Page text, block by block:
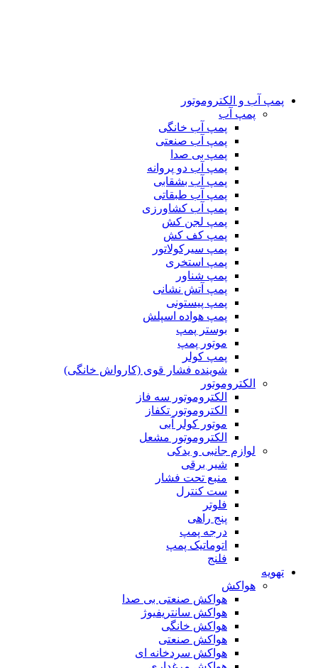
پمپ آب و الکتروموتور
پمپ آب
پمپ آب خانگی
پمپ آب صنعتی
پمپ بی صدا
پمپ آب دو پروانه
پمپ آب بشقابی
پمپ آب طبقاتی
پمپ آب کشاورزی
پمپ لجن کش
پمپ کف کش
پمپ سیرکولاتور
پمپ استخری
پمپ شناور
پمپ آتش نشانی
پمپ پیستونی
پمپ هواده اسپلش
بوستر پمپ
موتور پمپ
پمپ کولر
شوینده فشار قوی (کارواش خانگی)
الکتروموتور
الکتروموتور سه فاز
الکتروموتور تکفاز
موتور کولر آبی
الکتروموتور مشعل
لوازم جانبی و یدکی
شیر برقی
منبع تحت فشار
ست کنترل
فلوتر
پنج راهی
درجه پمپ
اتوماتیک پمپ
فلنج
تهویه
هواکش
هواکش صنعتی بی صدا
هواکش سانتریفیوژ
هواکش خانگی
هواکش صنعتی
هواکش سردخانه ای